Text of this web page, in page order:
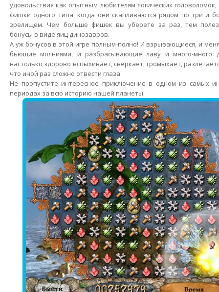
удовольствия как опытным любителям логических
фишки одного типа, когда они скапливаются рядом по три и
зрелищем. Чем больше фишек вы уберете за раз, тем
бонусы в виде яиц динозавров.
А уж бонусов в этой игре полным-полно! И взрывающиеся, и
бьющие молниями, и разбрасывающие лаву и много-много
настолько здорово вспыхивает, сверкает, громыхает,
что иной раз сложно отвести глаза.
Не пропустите интересное приключение в одном из самых
периодах за всю историю нашей планеты.